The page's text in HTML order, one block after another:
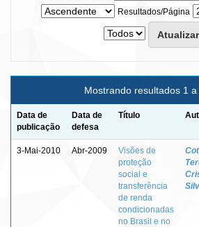
Resultados/Página
Mostrando resultados 1 a
Data de
publicação
Data de
defesa
Título
3-Mai-2010 Abr-2009
Visões de
proteção
social e
transferência
de renda
condicionadas
no Brasil e no